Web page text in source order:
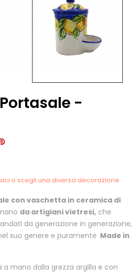
-
o scegli una diversa decorazione
con vaschetta in ceramica di
da artigiani vietresi, che
da generazione in generazione,
suo genere e puramente Made in
a mano dalla grezza argilla e con